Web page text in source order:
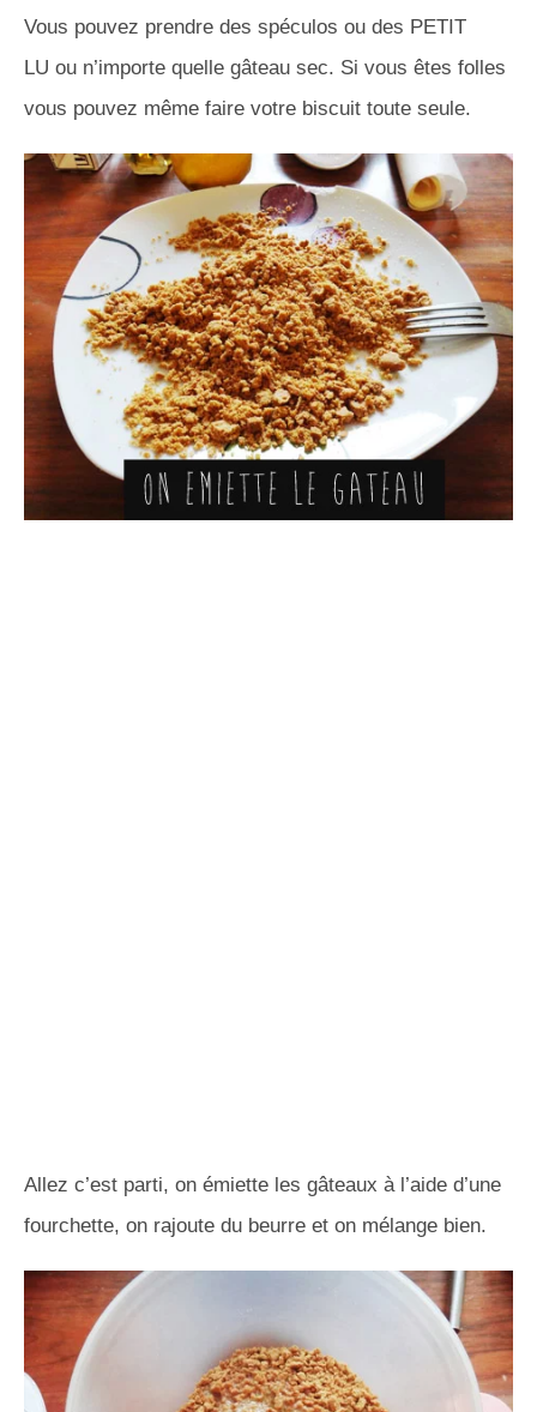
Vous pouvez prendre des spéculos ou des PETIT
LU ou n’importe quelle gâteau sec. Si vous êtes folles
vous pouvez même faire votre biscuit toute seule.
Allez c’est parti, on émiette les gâteaux à l’aide d’une
fourchette, on rajoute du beurre et on mélange bien.